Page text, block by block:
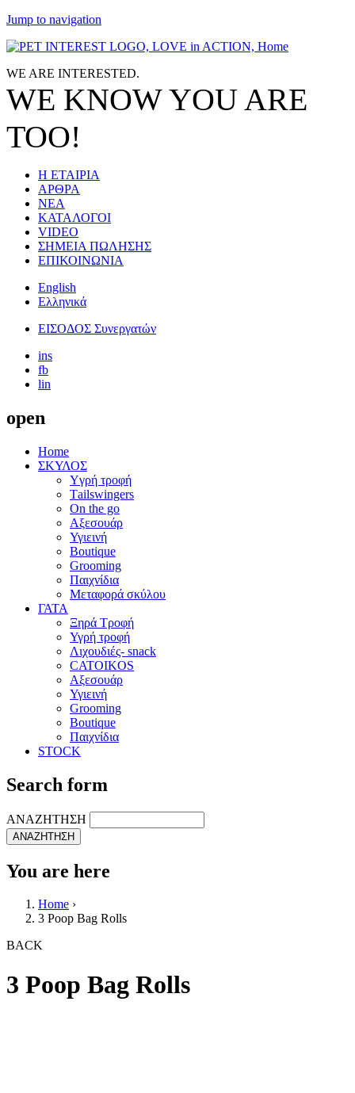
Jump to navigation
WE ARE INTERESTED.
WE KNOWYOU ARE
TOO!
Η ΕΤΑΙΡΙΑ
ΑΡΘΡΑ
ΝΕΑ
ΚΑΤΑΛΟΓΟΙ
VIDEO
ΣΗΜΕΙΑ ΠΩΛΗΣΗΣ
ΕΠΙΚΟΙΝΩΝΙΑ
English
Ελληνικά
ΕΙΣΟΔΟΣ Συνεργατών
ins
fb
lin
open
Home
ΣΚΥΛΟΣ
Yγρή τροφή
Τailswingers
On the go
Αξεσουάρ
Υγιεινή
Boutique
Grooming
Παιχνίδια
Μεταφορά σκύλου
ΓΑΤΑ
Ξηρά Τροφή
Υγρή τροφή
Λιχουδιές- snack
CATOIKOS
Αξεσουάρ
Υγιεινή
Grooming
Boutique
Παιχνίδια
STOCK
Search form
ΑΝΑΖΗΤΗΣΗ
You are here
Home ›
3 Poop Bag Rolls
BACK
3 Poop Bag Rolls